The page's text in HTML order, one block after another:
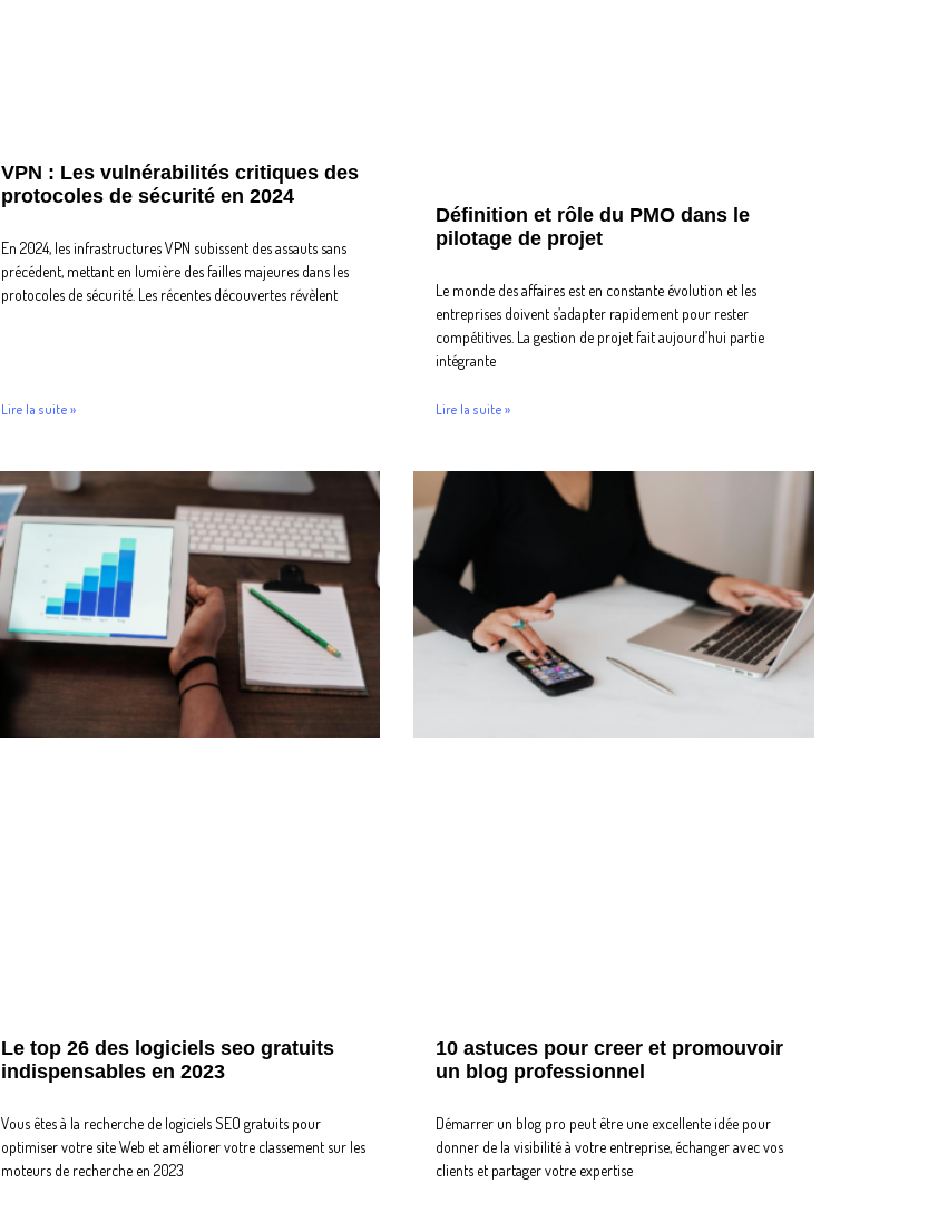
VPN : Les vulnérabilités critiques des
protocoles de sécurité en 2024
En 2024, les infrastructures VPN subissent des assauts sans
précédent, mettant en lumière des failles majeures dans les
protocoles de sécurité. Les récentes découvertes révèlent
Lire la suite »
Définition et rôle du PMO dans le
pilotage de projet
Le monde des affaires est en constante évolution et les
entreprises doivent s’adapter rapidement pour rester
compétitives. La gestion de projet fait aujourd’hui partie
intégrante
Lire la suite »
Le top 26 des logiciels seo gratuits
indispensables en 2023
Vous êtes à la recherche de logiciels SEO gratuits pour
optimiser votre site Web et améliorer votre classement sur les
moteurs de recherche en 2023
10 astuces pour creer et promouvoir
un blog professionnel
Démarrer un blog pro peut être une excellente idée pour
donner de la visibilité à votre entreprise, échanger avec vos
clients et partager votre expertise